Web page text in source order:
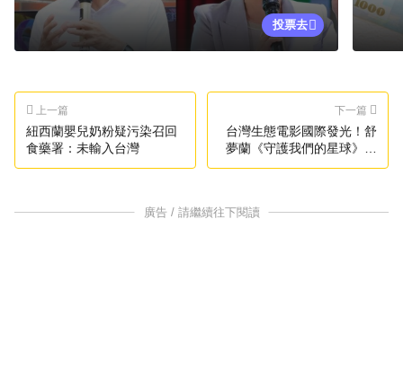
投票去
上一篇
紐西蘭嬰兒奶粉疑污染召回
食藥署：未輸入台灣
下一篇
台灣生態電影國際發光！舒
夢蘭《守護我們的星球》入
選三大影展
廣告 / 請繼續往下閱讀